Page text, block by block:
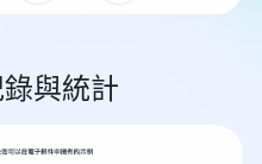
與統計